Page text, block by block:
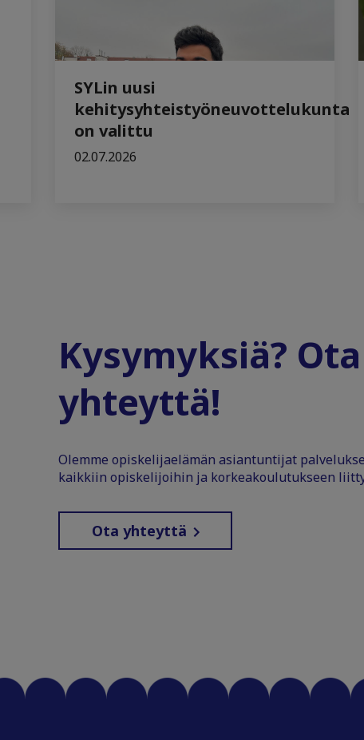
SYLin uusi
kehitysyhteistyöneuvottelukunta
on valittu
02.07.2026
Kysymyksiä? Ota
yhteyttä!
Olemme opiskelijaelämän asiantuntijat
kaikkiin opiskelijoihin ja korkeakoulutukseen
Ota yhteyttä